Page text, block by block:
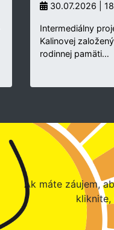
30.07.2026 |
Intermediálny
Kalinovej
rodinnej pamäti…
Ak máte záujem,
kliknite,